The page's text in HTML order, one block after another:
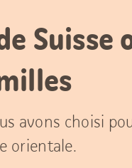
avons choisi
orientale.